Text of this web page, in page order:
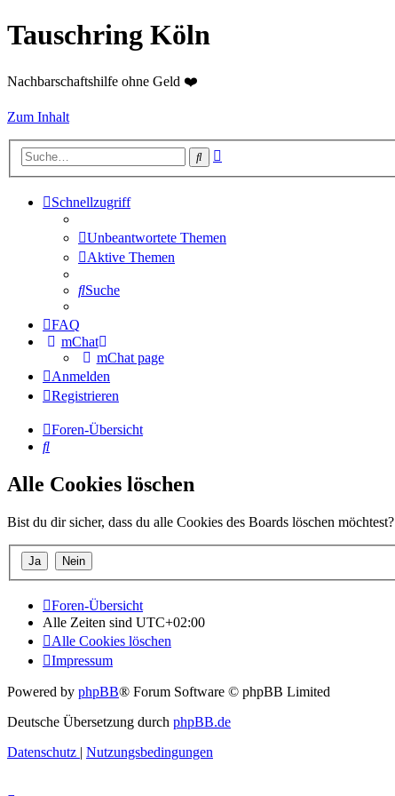
Tauschring Köln
Nachbarschaftshilfe ohne Geld ❤️
Zum Inhalt
Suche
Schnellzugriff
Unbeantwortete Themen
Aktive Themen
Suche
FAQ
mChat
mChat page
Anmelden
Registrieren
Foren-Übersicht
Suche
Alle Cookies löschen
Bist du dir sicher, dass du alle Cookies des Boards löschen möchtest?
Foren-Übersicht
Alle Zeiten sind UTC+02:00
Alle Cookies löschen
Impressum
Powered by phpBB® Forum Software © phpBB Limited
Deutsche Übersetzung durch phpBB.de
Datenschutz | Nutzungsbedingungen